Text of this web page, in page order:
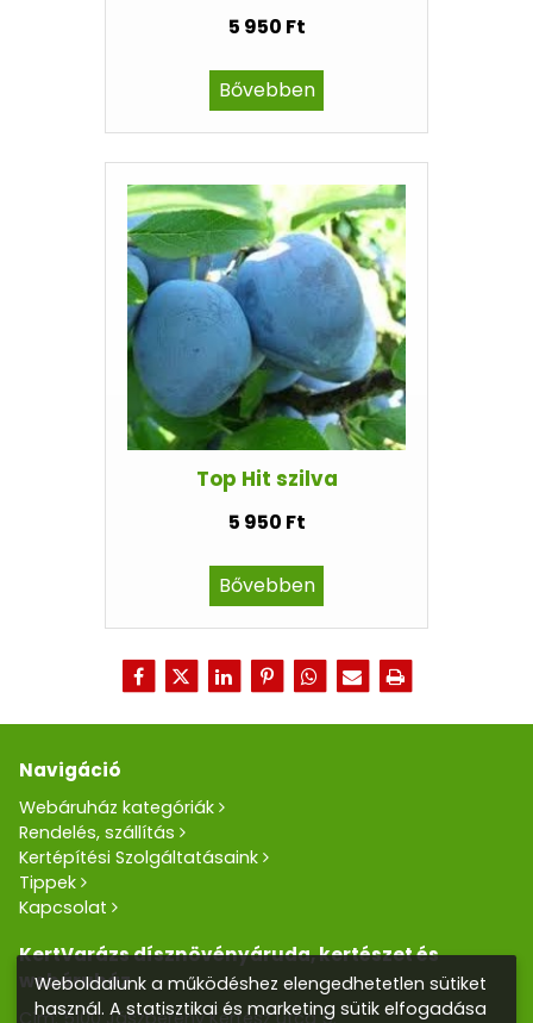
5 950 Ft
Bővebben
Top Hit szilva
5 950 Ft
Bővebben
Navigáció
Webáruház kategóriák
Rendelés, szállítás
Kertépítési Szolgáltatásaink
Tippek
Kapcsolat
KertVarázs dísznövényáruda, kertészet és
webáruház
Weboldalunk a működéshez elengedhetetlen sütiket
használ. A statisztikai és marketing sütik elfogadása